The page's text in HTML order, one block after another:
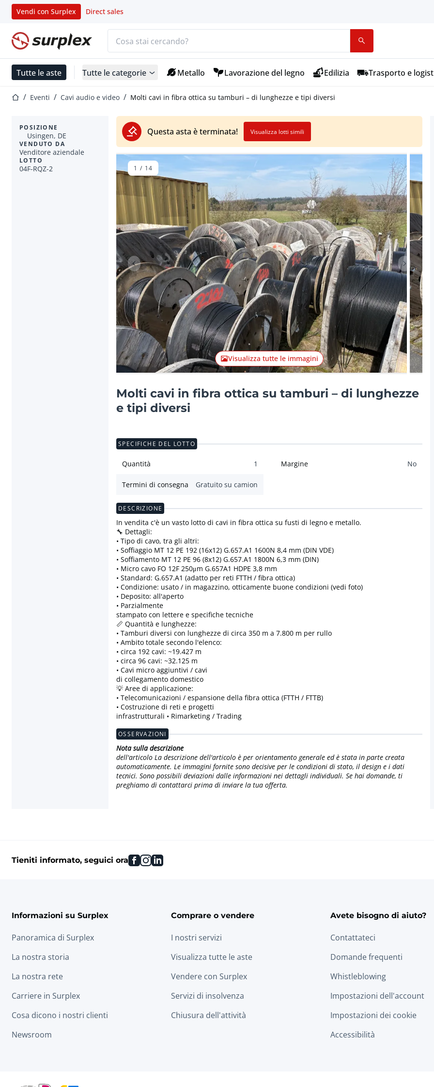
Vendi con Surplex Direct sales
Home
Tutte le aste Tutte le categorie Metallo Lavorazione del legno Edilizia Trasporto e
Home Eventi Cavi audio e video Molti cavi in fibra ottica su tamburi – di lunghezze e tipi diversi
Questa asta è terminata! Visualizza lotti simili
POSIZIONE
Usingen, DE
VENDUTO DA
Venditore aziendale
LOTTO
04F-RQZ-2
Articolo precedente Articolo
Visualizza tutte le immagini
1 / 14
Molti cavi in fibra ottica su tamburi – di lunghezze
e tipi diversi
SPECIFICHE DEL LOTTO
Quantità 1 Margine No
Termini di consegna Gratuito su camion
DESCRIZIONE
In vendita c'è un vasto lotto di cavi in fibra ottica su fusti di legno e metallo.
🔧 Dettagli:
• Tipo di cavo, tra gli altri:
• Soffiaggio MT 12 PE 192 (16x12) G.657.A1 1600N 8,4 mm (DIN VDE)
• Soffiamento MT 12 PE 96 (8x12) G.657.A1 1800N 6,3 mm (DIN)
• Micro cavo FO 12F 250μm G.657A1 HDPE 3,8 mm
• Standard: G.657.A1 (adatto per reti FTTH / fibra ottica)
• Condizione: usato / in magazzino, otticamente buone condizioni (vedi foto)
• Deposito: all'aperto
• Parzialmente
stampato con lettere e specifiche tecniche
📏 Quantità e lunghezze:
• Tamburi diversi con lunghezze di circa 350 m a 7.800 m per rullo
• Ambito totale secondo l'elenco:
• circa 192 cavi: ~19.427 m
• circa 96 cavi: ~32.125 m
• Cavi micro aggiuntivi / cavi
di collegamento domestico
💡 Aree di applicazione:
• Telecomunicazioni / espansione della fibra ottica (FTTH / FTTB)
• Costruzione di reti e progetti
infrastrutturali • Rimarketing / Trading
OSSERVAZIONI
Nota sulla descrizione
dell'articolo La descrizione dell'articolo è per orientamento generale ed è stata in parte creata
automaticamente. Le immagini fornite sono decisive per le condizioni di stato, il design e i dati
tecnici. Sono possibili deviazioni dalle informazioni nei dettagli individuali. Se hai domande, ti
preghiamo di contattarci prima di inviare la tua offerta.
Tieniti informato, seguici ora facebook
instagram
linkedin
Informazioni su Surplex
Panoramica di Surplex
La nostra storia
La nostra rete
Carriere in Surplex
Cosa dicono i nostri clienti
Newsroom
Comprare o vendere
I nostri servizi
Visualizza tutte le aste
Vendere con Surplex
Servizi di insolvenza
Chiusura dell'attività
Avete bisogno di aiuto?
Contattateci
Domande frequenti
Whistleblowing
Impostazioni dell'account
Impostazioni dei cookie
Accessibilità